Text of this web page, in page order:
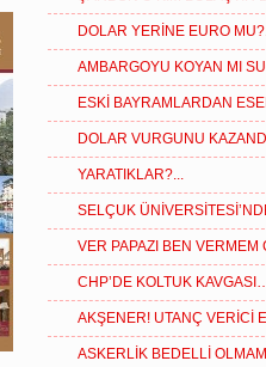
DOLAR YERİNE EURO
AMBARGOYU KOYAN MI
ESKİ BAYRAMLARDAN
DOLAR VURGUNU
YARATIKLAR?...
SELÇUK
VER PAPAZI BEN
CHP’DE KOLTUK
AKŞENER! UTANÇ VERİCİ
ASKERLİK BEDELLİ